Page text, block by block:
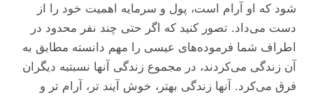
شود که او آرام است، پول و سرمایه اهمیت خود را از
دست می‌داد. تصور کنید که اگر حتی چند نفر محدود در
اطراف شما فرموده‌های عیسی را مهم دانسته مطابق به
آن زندگی می‌کردند، در مجموع زندگی آنها نسبتبه دیگران
فرق می‌کرد. آنها زندگی بهتر، خوش آیند تر، آرام تر و